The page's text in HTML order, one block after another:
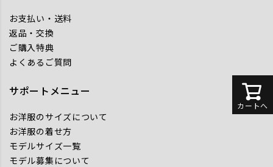
カートへ
お支払い・送料
返品・交換
ご購入特典
よくあるご質問
サポートメニュー
お洋服のサイズについて
お洋服の着せ方
モデルサイズ一覧
モデル募集について